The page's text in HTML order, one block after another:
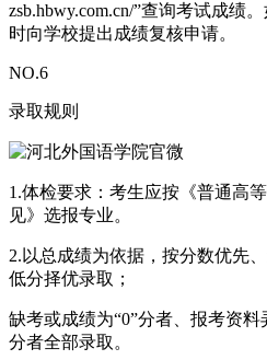
zsb.hbwy.com.cn/”查询考试成绩
时向学校提出成绩复核申请。
NO.6
录取规则
1.体检要求：考生应按《普通高
见》选报专业。
2.以总成绩为依据，按分数优先
低分择优录取；
缺考或成绩为“0”分者、报考资
分者全部录取。